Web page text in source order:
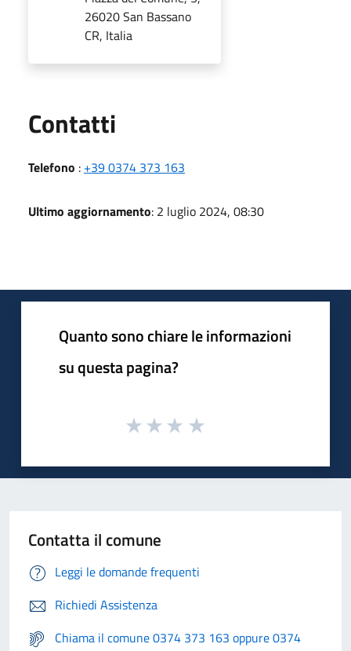
26020 San Bassano
CR, Italia
Contatti
Telefono : +39 0374 373 163
Ultimo aggiornamento: 2 luglio 2024, 08:30
Quanto sono chiare le informazioni
su questa pagina?
Contatta il comune
Leggi le domande frequenti
Richiedi Assistenza
Chiama il comune 0374 373 163 oppure 0374